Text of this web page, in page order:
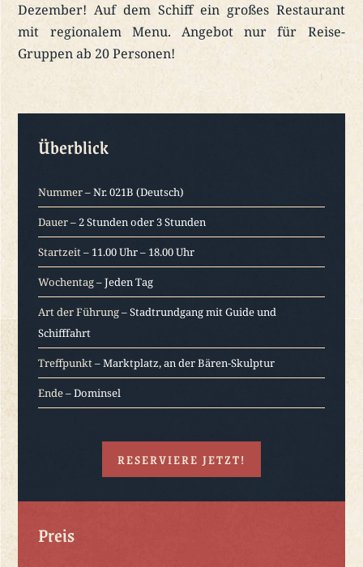
Dezember! Auf dem Schiff ein großes Restaurant
mit regionalem Menu. Angebot nur für Reise-
Gruppen ab 20 Personen!
Überblick
Nummer– Nr. 021B (Deutsch)
Dauer– 2 Stunden oder 3 Stunden
Startzeit– 11.00 Uhr – 18.00 Uhr
Wochentag– Jeden Tag
Art der Führung– Stadtrundgang mit Guide und
Schifffahrt
Treffpunkt– Marktplatz, an der Bären-Skulptur
Ende– Dominsel
RESERVIERE JETZT!
Preis